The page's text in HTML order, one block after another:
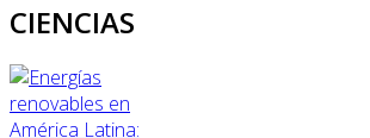
CIENCIAS